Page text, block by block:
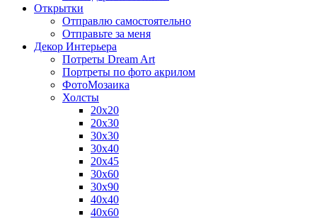
Открытки
Отправлю самостоятельно
Отправьте за меня
Декор Интерьера
Потреты Dream Art
Портреты по фото акрилом
ФотоМозаика
Холсты
20х20
20х30
30х30
30х40
20х45
30х60
30х90
40х40
40х60